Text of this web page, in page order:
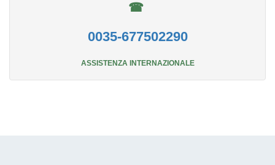
☎
0035-677502290
ASSISTENZA INTERNAZIONALE